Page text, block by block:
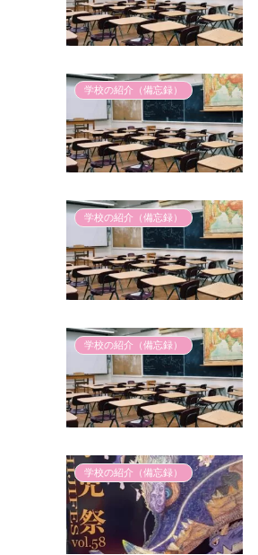
学校の紹介（備忘録）
学校の紹介（備忘録）
学校の紹介（備忘録）
学校の紹介（備忘録）